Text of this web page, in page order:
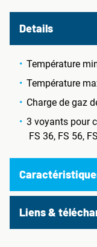
Details
Température
Température
Charge de gaz
3 voyants pour
FS 36, FS 56,
Liens &